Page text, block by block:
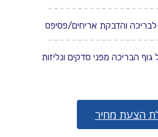
לבריכה והדבקת אריחים/פסיפס​
הצעת מחיר